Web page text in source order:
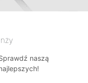
naszą